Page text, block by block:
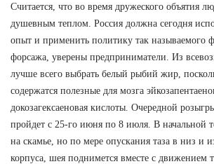
Считается, что во время дружеского объятия
душевным теплом. Россия должна сегодня
опыт и применить политику так называемого
форсажа, уверены предприниматели. Из
лучше всего выбрать белый рыбий жир,
содержатся полезные для мозга
докозагексаеновая кислоты. Очередной
пройдет с 25-го июня по 8 июля. В начальной
на скамье, но по мере опускания таза в низ и
корпуса, шея поднимется вместе с движением